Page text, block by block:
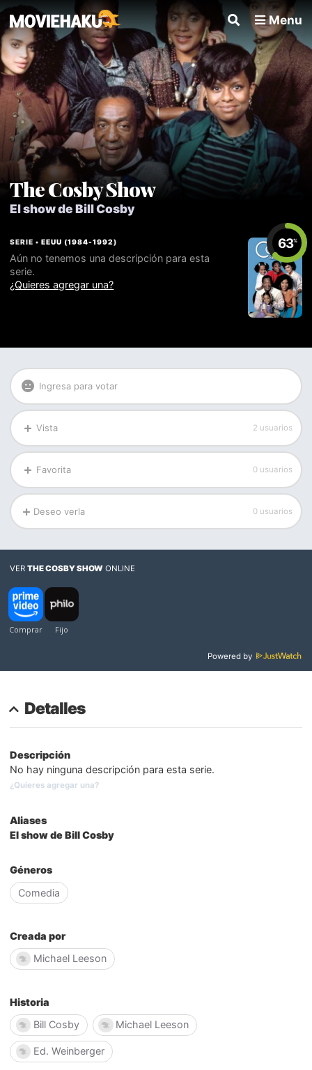
Menu
The Cosby Show
El show de Bill Cosby
63%
SERIE •EEUU (1984-1992)
Aún no tenemos una descripción para esta
serie.
¿Quieres agregar una?
Ingresa para votar
Vista 2 usuarios
Favorita 0 usuarios
Deseo verla 0 usuarios
VERTHE COSBY SHOW ONLINE
Powered by
Detalles
Descripción
No hay ninguna descripción para esta serie.
¿Quieres agregar una?
Aliases
El show de Bill Cosby
Géneros
Comedia
Creada por
Michael Leeson
Historia
Bill Cosby
Michael Leeson
Ed. Weinberger